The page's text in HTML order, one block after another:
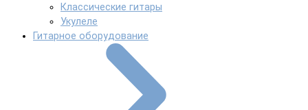
Классические гитары
Укулеле
Гитарное оборудование